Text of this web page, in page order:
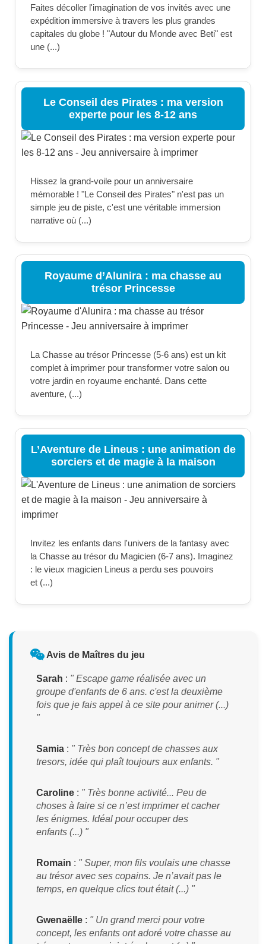
Faites décoller l'imagination de vos invités avec une
expédition immersive à travers les plus grandes
capitales du globe ! "Autour du Monde avec Beti" est
une (...)
Le Conseil des Pirates : ma version
experte pour les 8-12 ans
Hissez la grand-voile pour un anniversaire
mémorable ! "Le Conseil des Pirates" n'est pas un
simple jeu de piste, c'est une véritable immersion
narrative où (...)
Royaume d’Alunira : ma chasse au
trésor Princesse
La Chasse au trésor Princesse (5-6 ans) est un kit
complet à imprimer pour transformer votre salon ou
votre jardin en royaume enchanté. Dans cette
aventure, (...)
L’Aventure de Lineus : une animation de
sorciers et de magie à la maison
Invitez les enfants dans l'univers de la fantasy avec
la Chasse au trésor du Magicien (6-7 ans). Imaginez
: le vieux magicien Lineus a perdu ses pouvoirs
et (...)
Avis de Maîtres du jeu
Sarah : " Escape game réalisée avec un
groupe d'enfants de 6 ans. c'est la deuxième
fois que je fais appel à ce site pour animer (...)
"
Samia : " Très bon concept de chasses aux
tresors, idée qui plaît toujours aux enfants. "
Caroline : " Très bonne activité... Peu de
choses à faire si ce n’est imprimer et cacher
les énigmes. Idéal pour occuper des
enfants (...) "
Romain : " Super, mon fils voulais une chasse
au trésor avec ses copains. Je n’avait pas le
temps, en quelque clics tout était (...) "
Gwenaëlle : " Un grand merci pour votre
concept, les enfants ont adoré votre chasse au